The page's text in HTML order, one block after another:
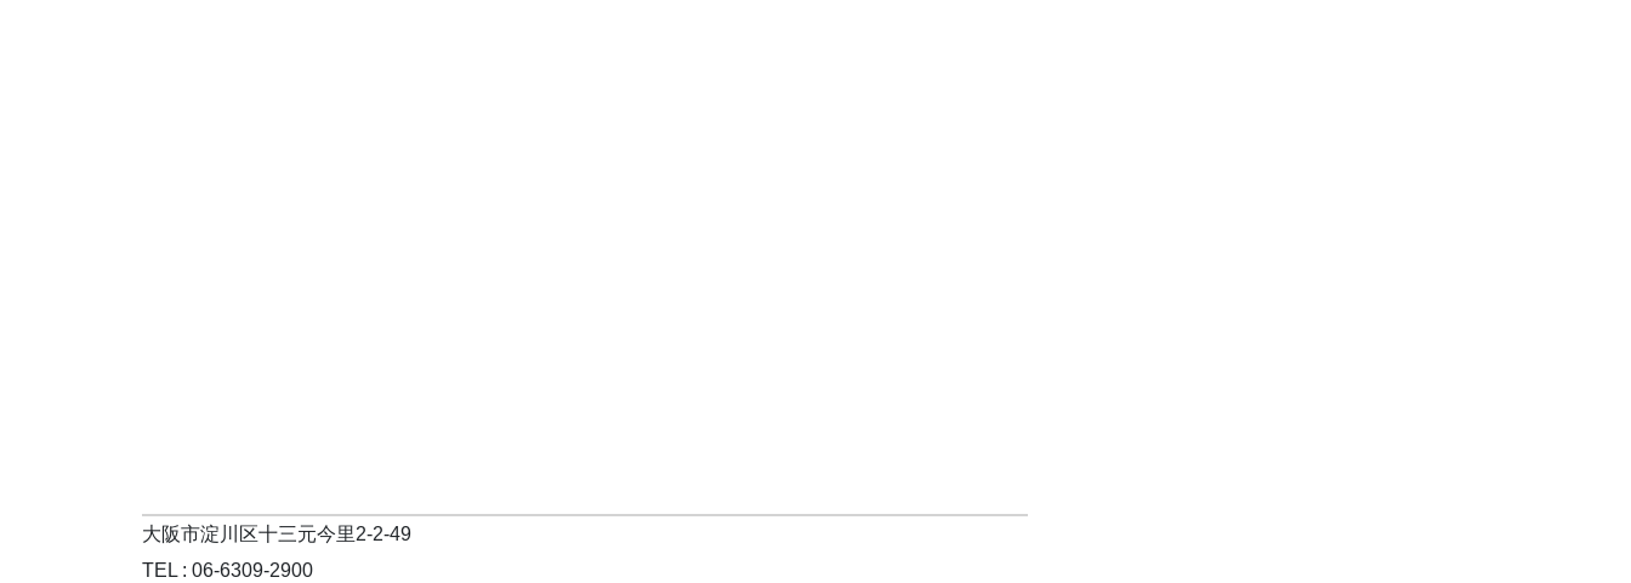
大阪市淀川区十三元今里2-2-49
TEL : 06-6309-2900